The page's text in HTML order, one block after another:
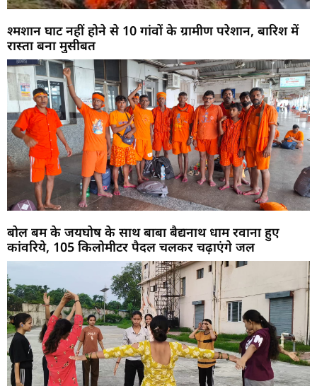
श्मशान घाट नहीं होने से 10 गांवों के ग्रामीण परेशान, बारिश में
रास्ता बना मुसीबत
बोल बम के जयघोष के साथ बाबा बैद्यनाथ धाम रवाना हुए
कांवरिये, 105 किलोमीटर पैदल चलकर चढ़ाएंगे जल